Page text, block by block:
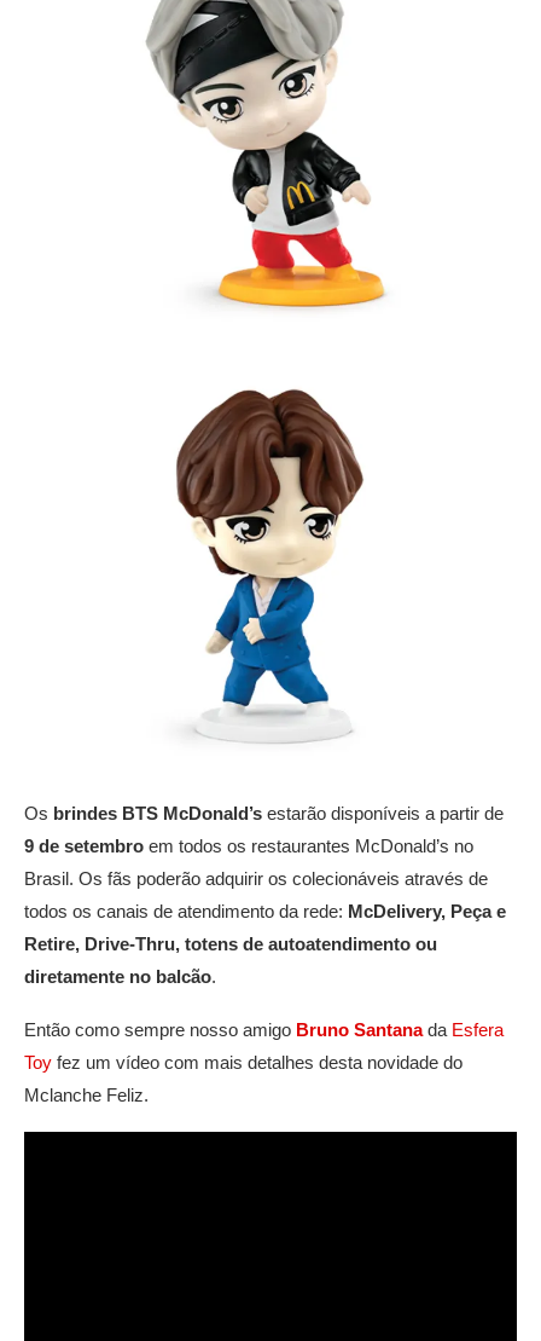
Os brindes BTS McDonald’s estarão disponíveis a partir de
9 de setembro em todos os restaurantes McDonald’s no
Brasil. Os fãs poderão adquirir os colecionáveis através de
todos os canais de atendimento da rede: McDelivery, Peça e
Retire, Drive-Thru, totens de autoatendimento ou
diretamente no balcão.
Então como sempre nosso amigo Bruno Santanada Esfera
Toy fez um vídeo com mais detalhes desta novidade do
Mclanche Feliz.